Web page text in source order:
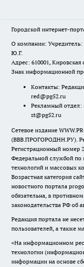
Городской интернет-
О компании: Учредитель:
Ю.Г.
Адрес: 610001,
Знак информационной
Контакты:
red@pg52.ru
Рекламный отдел:
st@pg52.ru
Сетевое издание
(ВВВ.ПРОГОРОДНН.РУ).
Регистрационный номер
Федеральной службой
технологий и массовых
Возрастная категория
новостного портала
обязательна, в
законодательства РФ об
Редакция портала не
пользователей, а также
«На информационном
технологии
информации на основе